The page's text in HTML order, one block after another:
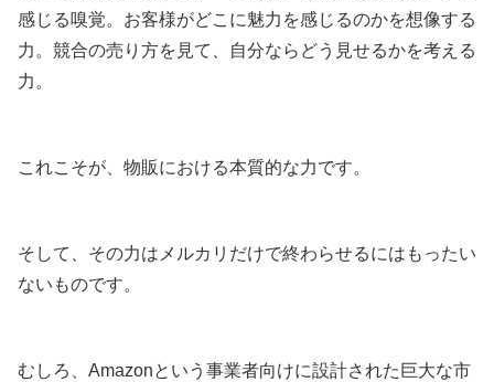
感じる嗅覚。お客様がどこに魅力を感じるのかを想像する
力。競合の売り方を見て、自分ならどう見せるかを考える
力。
これこそが、物販における本質的な力です。
そして、その力はメルカリだけで終わらせるにはもったい
ないものです。
むしろ、Amazonという事業者向けに設計された巨大な市